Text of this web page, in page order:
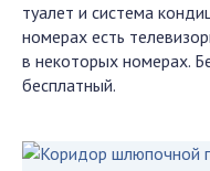
туалет и система
номерах есть
в некоторых номерах.
бесплатный.